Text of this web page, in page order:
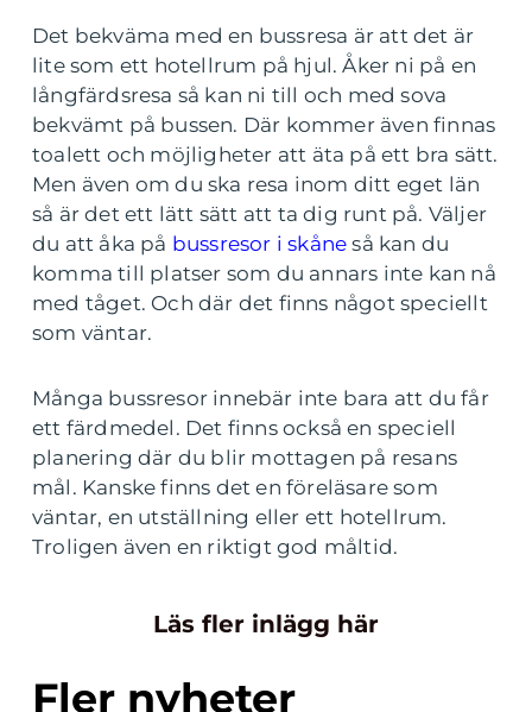
Det bekväma med en bussresa är att det är
lite som ett hotellrum på hjul. Åker ni på en
långfärdsresa så kan ni till och med sova
bekvämt på bussen. Där kommer även finnas
toalett och möjligheter att äta på ett bra sätt.
Men även om du ska resa inom ditt eget län
så är det ett lätt sätt att ta dig runt på. Väljer
du att åka på bussresor i skåne så kan du
komma till platser som du annars inte kan nå
med tåget. Och där det finns något speciellt
som väntar.
Många bussresor innebär inte bara att du får
ett färdmedel. Det finns också en speciell
planering där du blir mottagen på resans
mål. Kanske finns det en föreläsare som
väntar, en utställning eller ett hotellrum.
Troligen även en riktigt god måltid.
Läs fler inlägg här
Fler nyheter